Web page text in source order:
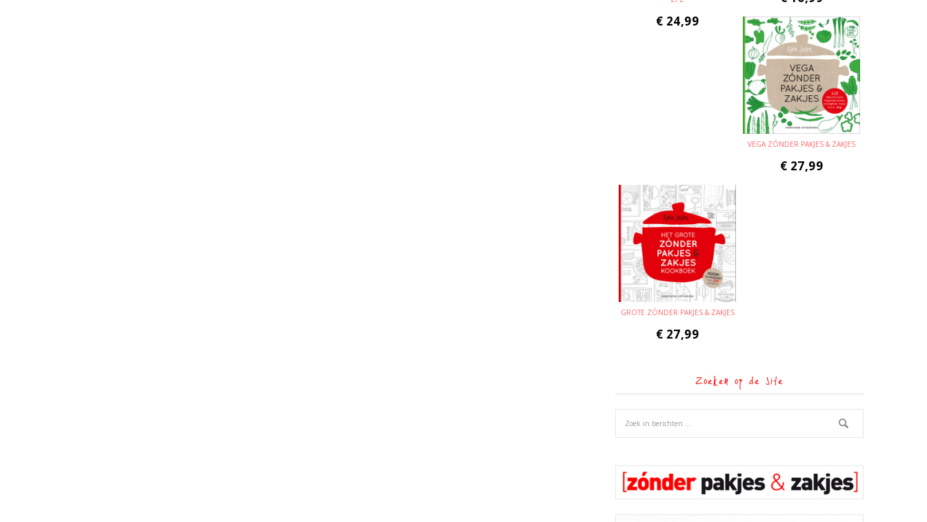
€ 24,99
VEGA ZÓNDER PAKJES & ZAKJES
€ 27,99
GROTE ZÓNDER PAKJES & ZAKJES
€ 27,99
Zoeken op de site